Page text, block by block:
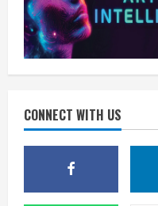
CONNECT WITH US